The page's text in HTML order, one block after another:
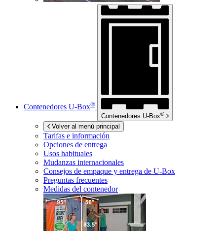
Contenedores U-Box®
Contenedores U-Box®
Volver al menú principal
Tarifas e información
Opciones de entrega
Usos habituales
Mudanzas internacionales
Consejos de empaque y entrega de U-Box
Preguntas frecuentes
Medidas del contenedor